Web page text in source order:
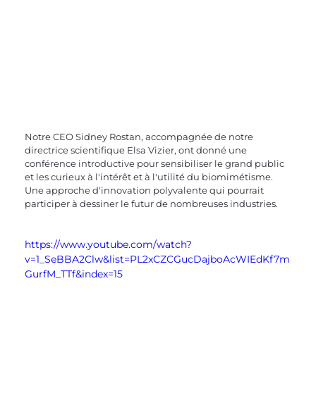
Notre CEO Sidney Rostan, accompagnée de notre
directrice scientifique Elsa Vizier, ont donné une
conférence introductive pour sensibiliser le grand public
et les curieux à l'intérêt et à l'utilité du biomimétisme.
Une approche d'innovation polyvalente qui pourrait
participer à dessiner le futur de nombreuses industries.
https://www.youtube.com/watch?
v=1_SeBBA2Clw&list=PL2xCZCGucDajboAcWIEdKf7m
GurfM_TTf&index=15